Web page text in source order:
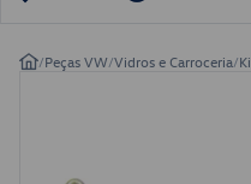
/Peças VW/Vidros e Carroceria/